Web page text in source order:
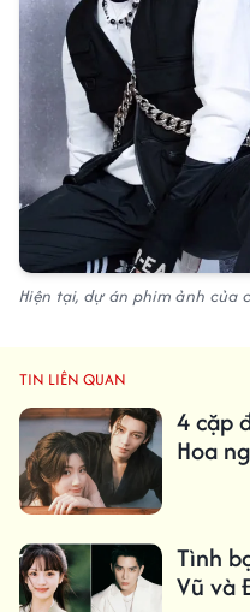
Hiện tại, dự án phim ảnh của
TIN LIÊN QUAN
4 cặp
Hoa
Tình
Vũ và